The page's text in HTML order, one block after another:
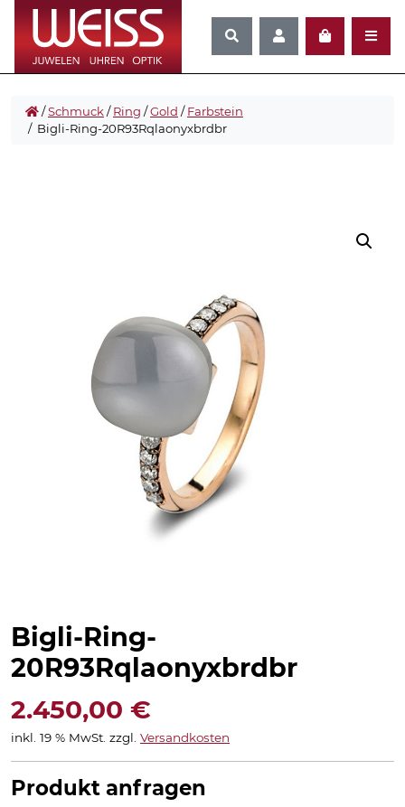
/Schmuck/Ring /Gold /Farbstein
/ Bigli-Ring-20R93Rqlaonyxbrdbr
Bigli-Ring-
20R93Rqlaonyxbrdbr
2.450,00 €
inkl. 19 % MwSt. zzgl. Versandkosten
Produkt anfragen